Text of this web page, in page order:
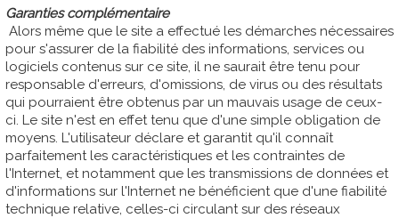
Garanties complémentaire
Alors même que le site a effectué les démarches nécessaires
pour s'assurer de la fiabilité des informations, services ou
logiciels contenus sur ce site, il ne saurait être tenu pour
responsable d'erreurs, d'omissions, de virus ou des résultats
qui pourraient être obtenus par un mauvais usage de ceux-
ci. Le site n'est en effet tenu que d'une simple obligation de
moyens. L'utilisateur déclare et garantit qu'il connaît
parfaitement les caractéristiques et les contraintes de
l'Internet, et notamment que les transmissions de données et
d'informations sur l'Internet ne bénéficient que d'une fiabilité
technique relative, celles-ci circulant sur des réseaux